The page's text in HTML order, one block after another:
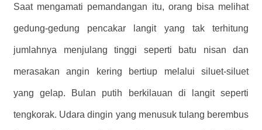
Saat mengamati pemandangan itu, orang bisa melihat
gedung-gedung pencakar langit yang tak terhitung
jumlahnya menjulang tinggi seperti batu nisan dan
merasakan angin kering bertiup melalui siluet-siluet
yang gelap. Bulan putih berkilauan di langit seperti
tengkorak. Udara dingin yang menusuk tulang berembus